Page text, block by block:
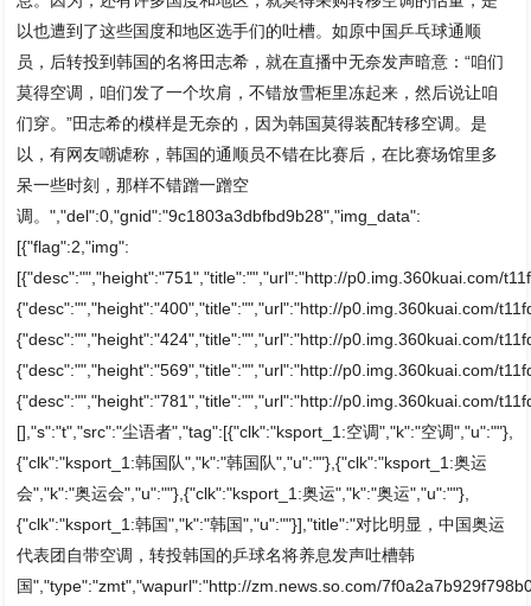
以也遭到了这些国度和地区选手们的吐槽。如原中国乒乓球通顺
员，后转投到韩国的名将田志希，就在直播中无奈发声暗意：“咱们
莫得空调，咱们发了一个坎肩，不错放雪柜里冻起来，然后说让咱
们穿。”田志希的模样是无奈的，因为韩国莫得装配转移空调。是
以，有网友嘲谑称，韩国的通顺员不错在比赛后，在比赛场馆里多
呆一些时刻，那样不错蹭一蹭空
调。","del":0,"gnid":"9c1803a3dbfbd9b28","img_data":
[{"flag":2,"img":
[{"desc":"","height":"751","title":"","url":"http://p0.img.360kuai.com/
{"desc":"","height":"400","title":"","url":"http://p0.img.360kuai.com/
{"desc":"","height":"424","title":"","url":"http://p0.img.360kuai.com/
{"desc":"","height":"569","title":"","url":"http://p0.img.360kuai.com/
{"desc":"","height":"781","title":"","url":"http://p0.img.360kuai.com/
[],"s":"t","src":"尘语者","tag":[{"clk":"ksport_1:空调","k":"空调","u":""},
{"clk":"ksport_1:韩国队","k":"韩国队","u":""},{"clk":"ksport_1:奥运
会","k":"奥运会","u":""},{"clk":"ksport_1:奥运","k":"奥运","u":""},
{"clk":"ksport_1:韩国","k":"韩国","u":""}],"title":"对比明显，中国奥运
代表团自带空调，转投韩国的乒球名将养息发声吐槽韩
国","type":"zmt","wapurl":"http://zm.news.so.com/